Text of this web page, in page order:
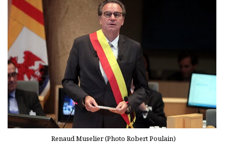
Renaud Muselier (Photo Robert Poulain)